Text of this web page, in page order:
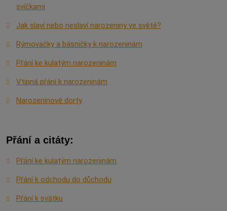
svíčkami
Jak slaví nebo neslaví narozeniny ve světě?
Rýmovačky a básničky k narozeninám
Přání ke kulatým narozeninám
Vtipná přání k narozeninám
Narozeninové dorty
Přání a citáty:
Přání ke kulatým narozeninám
Přání k odchodu do důchodu
Přání k svátku